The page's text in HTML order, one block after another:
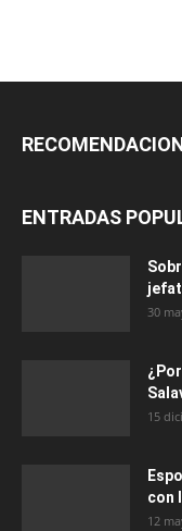
ENTRADAS
30
15
con
12